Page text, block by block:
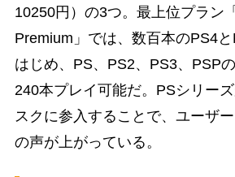
10250円）の3つ。最上位プラン
Premium」では、数百本のPS4
はじめ、PS、PS2、PS3、PSP
240本プレイ可能だ。PSシリー
スクに参入することで、ユーザ
の声が上がっている。